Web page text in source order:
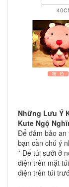
Những Lưu Ý
Kute Ngộ
Để đảm bảo an
bạn cần chú ý
* Để túi sưởi ở
điện trên mặt
điện trên túi